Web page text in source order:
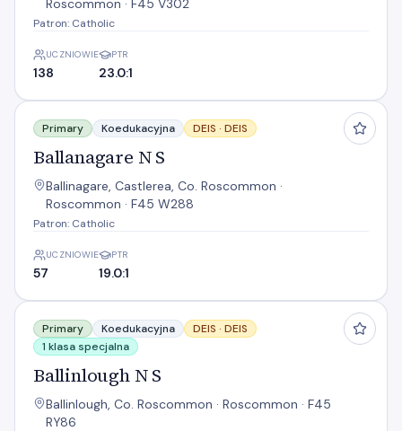
Roscommon · F45 V302
Patron: Catholic
UCZNIOWIE
138
PTR
23.0:1
Ballanagare N S
Primary Koedukacyjna DEIS · DEIS
Ballanagare N S
Ballinagare, Castlerea, Co. Roscommon ·
Roscommon · F45 W288
Patron: Catholic
UCZNIOWIE
57
PTR
19.0:1
Ballinlough N S
Primary Koedukacyjna DEIS · DEIS
1 klasa specjalna
Ballinlough N S
Ballinlough, Co. Roscommon · Roscommon · F45
RY86